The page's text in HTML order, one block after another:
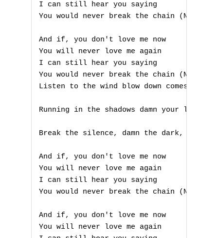
I can still hear you saying
You would never break the chain (Never
And if, you don't love me now
You will never love me again
I can still hear you saying
You would never break the chain (Never
Listen to the wind blow down comes the
Running in the shadows damn your love,
Break the silence, damn the dark, damn
And if, you don't love me now
You will never love me again
I can still hear you saying
You would never break the chain (Never
And if, you don't love me now
You will never love me again